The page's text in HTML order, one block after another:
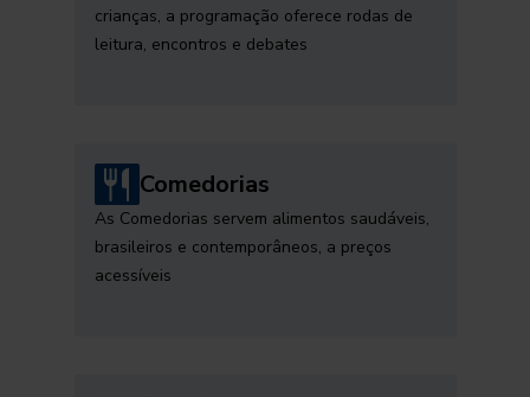
crianças, a programação oferece rodas de
leitura, encontros e debates
Comedorias
As Comedorias servem alimentos saudáveis,
brasileiros e contemporâneos, a preços
acessíveis